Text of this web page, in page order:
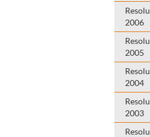
2006
2005
2004
2003